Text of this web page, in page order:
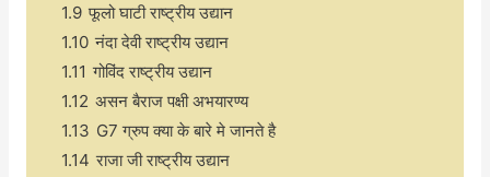
1.9 फूलो घाटी राष्ट्रीय उद्यान
1.10 नंदा देवी राष्ट्रीय उद्यान
1.11 गोविंद राष्ट्रीय उद्यान
1.12 असन बैराज पक्षी अभयारण्य
1.13 G7 ग्रुप क्या के बारे मे जानते है
1.14 राजा जी राष्ट्रीय उद्यान